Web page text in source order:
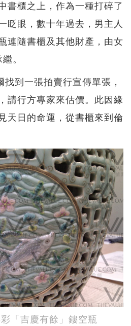
書櫃之上，作為一種打碎了
眨眼，數十年過去，男主人
連隨書櫃及其他財產，由女
。
到一張拍賣行宣傳單張，
請行方專家來估價。此因緣
天日的命運，從書櫃來到倫
「吉慶有餘」鏤空瓶